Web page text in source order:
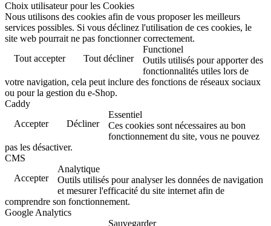
Choix utilisateur pour les Cookies
Nous utilisons des cookies afin de vous proposer les meilleurs
services possibles. Si vous déclinez l'utilisation de ces cookies, le
site web pourrait ne pas fonctionner correctement.
Tout accepter
Tout décliner
Functionel
Outils utilisés pour apporter des
fonctionnalités utiles lors de
votre navigation, cela peut inclure des fonctions de réseaux sociaux
ou pour la gestion du e-Shop.
Caddy
Accepter
Décliner
Essentiel
Ces cookies sont nécessaires au bon
fonctionnement du site, vous ne pouvez
pas les désactiver.
CMS
Accepter
Analytique
Outils utilisés pour analyser les données de navigation
et mesurer l'efficacité du site internet afin de
comprendre son fonctionnement.
Google Analytics
Sauvegarder